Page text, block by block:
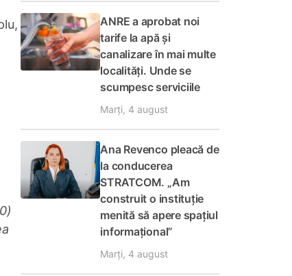
ANRE a aprobat noi
tarife la apă și
canalizare în mai multe
localități. Unde se
scumpesc serviciile
Marți, 4 august
Ana Revenco pleacă de
la conducerea
STRATCOM. „Am
construit o instituție
menită să apere spațiul
informațional”
Marți, 4 august